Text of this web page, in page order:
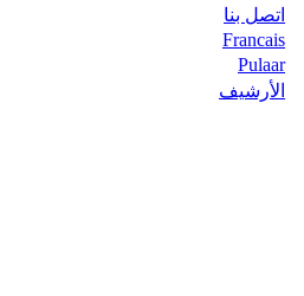
اتصل بنا
Francais
Pulaar
الأرشيف